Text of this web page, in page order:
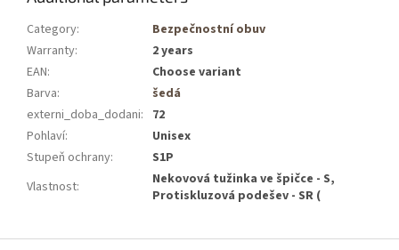
Category:
Bezpečnostní obuv
Warranty:
2 years
EAN:
Choose variant
Barva:
šedá
externi_doba_dodani: 72
Pohlaví:
Unisex
Stupeň ochrany:
S1P
Vlastnost:
Nekovová tužinka ve špičce - S,
Protiskluzová podešev - SR (